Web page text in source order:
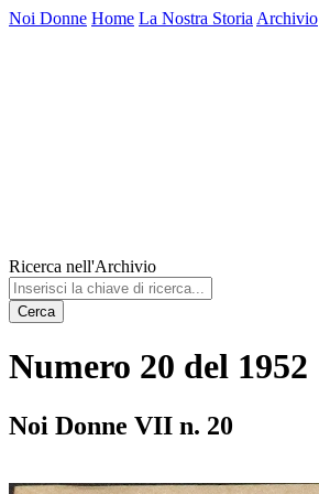
Noi Donne Home La Nostra Storia Archivio
Ricerca nell'Archivio
Cerca
Numero 20 del 1952
Noi Donne VII n. 20